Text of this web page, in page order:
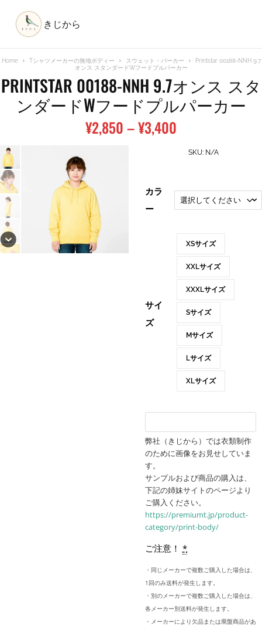
きじから
Home Tシャツメーカーの無地ボディー スウェット・パーカー
Printstar 00188-NNH 9.7
オンス スタンダードWフードプルパーカー
PRINTSTAR 00188-NNH 9.7オンス スタ
ンダードWフードプルパーカー
¥2,850–¥3,400
帯:
¥3,400
SKU: N/A
カラ
ー
サイ
ズ
XSサイズ
XXLサイズ
XXXLサイズ
Sサイズ
Mサイズ
Lサイズ
XLサイズ
弊社（きじから）では衣類制作
のために画像をお見せしていま
す。
サンプルおよび商品の購入は、
下記の姉妹サイトのページより
ご購入ください。
https://premiumt.jp/product-
category/print-body/
ご注意！ *
・同じメーカーで複数ご購入した場合は、
1回のみ送料が発生します。
・別のメーカーで複数ご購入した場合は、
各メーカー別送料が発生します。
・メーカーにより欠品または廃盤商品があ